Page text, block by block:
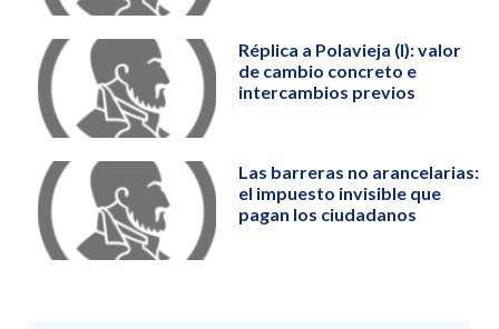
Réplica a Polavieja (I): valor
de cambio concreto e
intercambios previos
Las barreras no arancelarias:
el impuesto invisible que
pagan los ciudadanos